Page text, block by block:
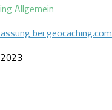
Allgemein
bei geocaching.com